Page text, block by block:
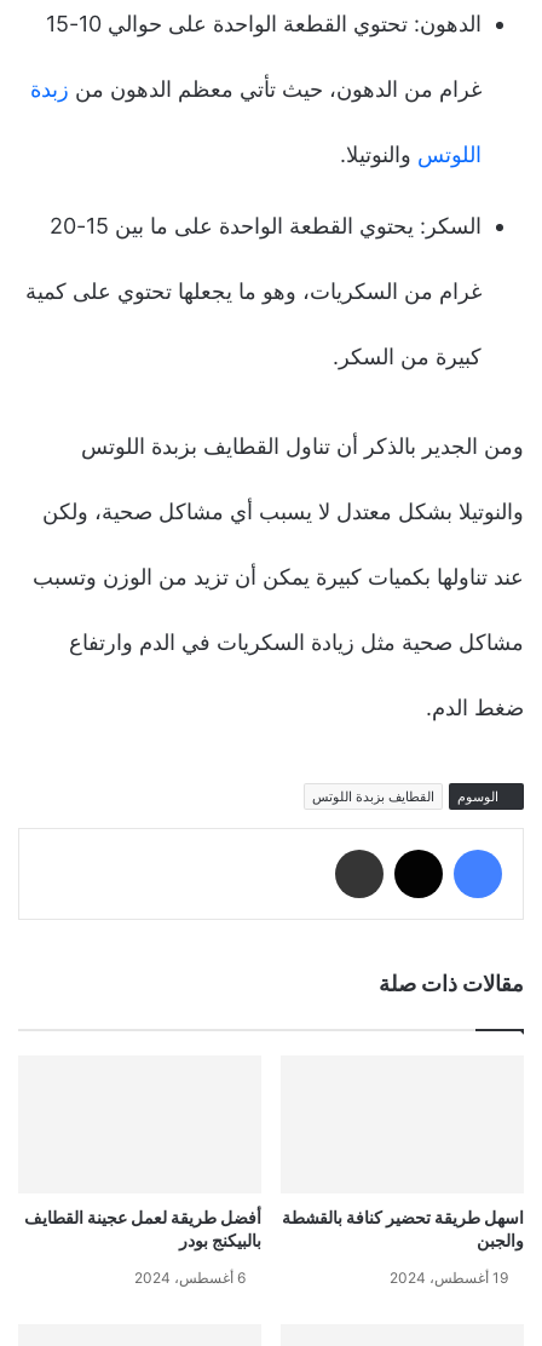
الدهون: تحتوي القطعة الواحدة على حوالي 10-15
غرام من الدهون، حيث تأتي معظم الدهون من زبدة
اللوتس والنوتيلا.
السكر: يحتوي القطعة الواحدة على ما بين 15-20
غرام من السكريات، وهو ما يجعلها تحتوي على كمية
كبيرة من السكر.
ومن الجدير بالذكر أن تناول القطايف بزبدة اللوتس
والنوتيلا بشكل معتدل لا يسبب أي مشاكل صحية، ولكن
عند تناولها بكميات كبيرة يمكن أن تزيد من الوزن وتسبب
مشاكل صحية مثل زيادة السكريات في الدم وارتفاع
ضغط الدم.
الوسوم القطايف بزبدة اللوتس
فيسبوك
مقالات ذات صلة
اسهل طريقة تحضير كنافة بالقشطة
والجبن
19 أغسطس، 2024
أفضل طريقة لعمل عجينة القطايف
بالبيكنج بودر
6 أغسطس، 2024